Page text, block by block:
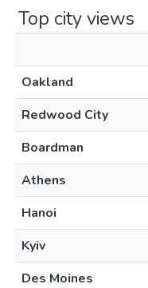
Top city views
Oakland
Redwood City
Boardman
Athens
Hanoi
Kyiv
Des Moines